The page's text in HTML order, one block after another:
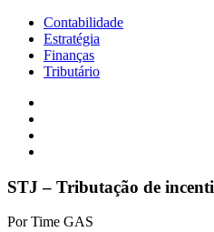
Contabilidade
Estratégia
Finanças
Tributário
STJ – Tributação de
PorTime GAS